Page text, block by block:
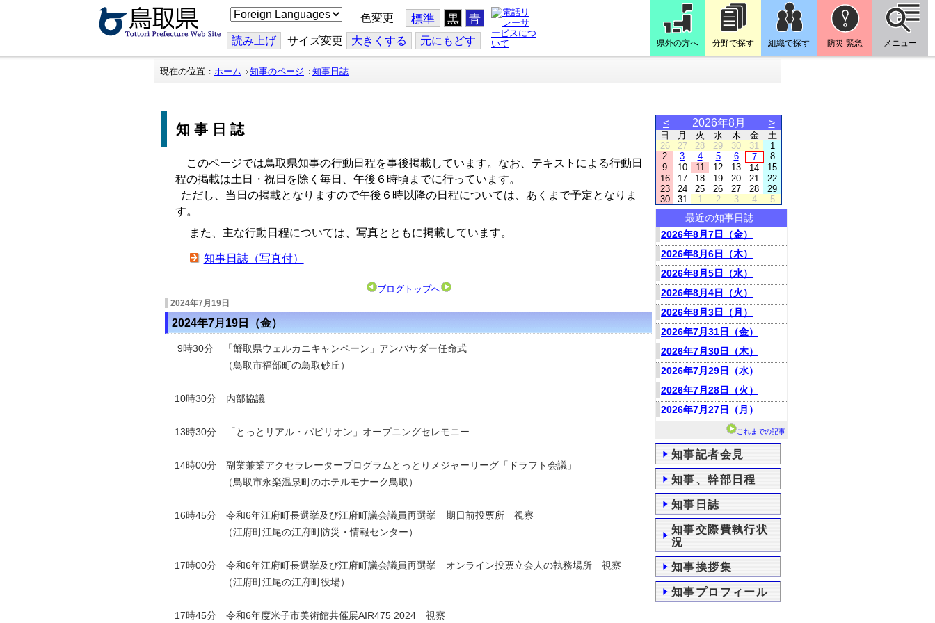
こ
の
ジ
を
翻
色変更 標準 黒 青
読み上げ サイズ変更 大きくする 元にもどす 県外の方へ 分野で探す 組織で探す 防災 緊急 メニュー
現在の位置： ホーム 知事のページ 知事日誌
知事日誌
このページでは鳥取県知事の行動日程を事後掲載しています。なお、テキストによる行動日
程の掲載は土日・祝日を除く毎日、午後６時頃までに行っています。
ただし、当日の掲載となりますので午後６時以降の日程については、あくまで予定となりま
す。
また、主な行動日程については、写真とともに掲載しています。
知事日誌（写真付）
ブログトップへ
2024年7月19日
2024年7月19日（金）
9時30分
「蟹取県ウェルカニキャンペーン」アンバサダー任命式
（鳥取市福部町の鳥取砂丘）
10時30分 内部協議
13時30分 「とっとリアル・パビリオン」オープニングセレモニー
14時00分 副業兼業アクセラレータープログラムとっとりメジャーリーグ「ドラフト会議」
（鳥取市永楽温泉町のホテルモナーク鳥取）
16時45分 令和6年江府町長選挙及び江府町議会議員再選挙 期日前投票所 視察
（江府町江尾の江府町防災・情報センター）
17時00分 令和6年江府町長選挙及び江府町議会議員再選挙 オンライン投票立会人の執務場所 視察
（江府町江尾の江府町役場）
17時45分 令和6年度米子市美術館共催展AIR475 2024 視察
< 2026年8月 >
日 月 火 水 木 金
土
26
27 28 29 30 31
1
2
3 4 5 6 7
8
9
10 11 12 13 14
15
16
17 18 19 20 21
22
23
24 25 26 27 28
29
30
31 1 2 3 4 5
最近の知事日誌
2026年8月7日（金）
2026年8月6日（木）
2026年8月5日（水）
2026年8月4日（火）
2026年8月3日（月）
2026年7月31日（金）
2026年7月30日（木）
2026年7月29日（水）
2026年7月28日（火）
2026年7月27日（月）
これまでの記事
知事記者会見
知事、幹部日程
知事日誌
知事交際費執行状
況
知事挨拶集
知事プロフィール